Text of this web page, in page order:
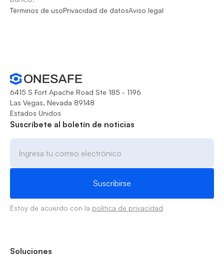
Términos de usoPrivacidad de datosAviso legal
6415 S Fort Apache Road Ste 185 - 1196
Las Vegas, Nevada 89148
Estados Unidos
Suscríbete al boletín de noticias
Estoy de acuerdo con la política de privacidad
Soluciones